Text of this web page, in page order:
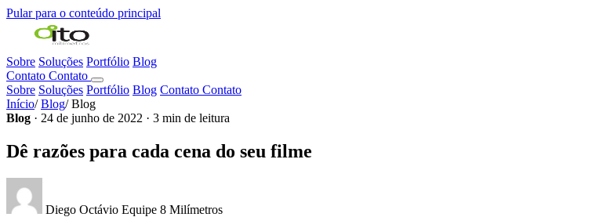
Pular para o conteúdo principal
Sobre Soluções Portfólio Blog
Contato Contato
Sobre Soluções Portfólio Blog Contato Contato
Início/ Blog/ Blog
Blog · 24 de junho de 2022 · 3 min de leitura
Dê razões para cada cena do seu filme
Diego Octávio Equipe 8 Milímetros